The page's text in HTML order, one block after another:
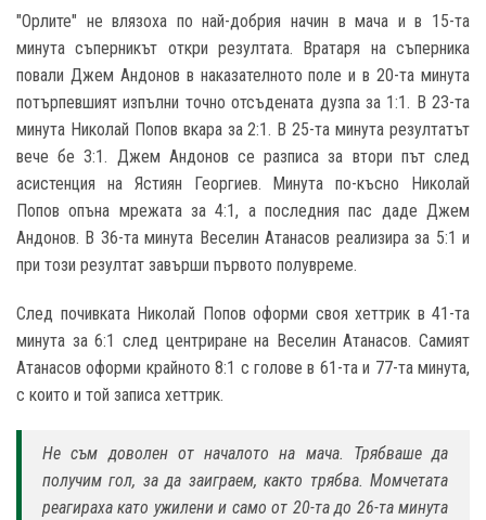
"Орлите" не влязоха по най-добрия начин в мача и в 15-та
минута съперникът откри резултата. Вратаря на съперника
повали Джем Андонов в наказателното поле и в 20-та минута
потърпевшият изпълни точно отсъдената дузпа за 1:1. В 23-та
минута Николай Попов вкара за 2:1. В 25-та минута резултатът
вече бе 3:1. Джем Андонов се разписа за втори път след
асистенция на Ястиян Георгиев. Минута по-късно Николай
Попов опъна мрежата за 4:1, а последния пас даде Джем
Андонов. В 36-та минута Веселин Атанасов реализира за 5:1 и
при този резултат завърши първото полувреме.
След почивката Николай Попов оформи своя хеттрик в 41-та
минута за 6:1 след центриране на Веселин Атанасов. Самият
Атанасов оформи крайното 8:1 с голове в 61-та и 77-та минута,
с които и той записа хеттрик.
Не съм доволен от началото на мача. Трябваше да
получим гол, за да заиграем, както трябва. Момчетата
реагираха като ужилени и само от 20-та до 26-та минута